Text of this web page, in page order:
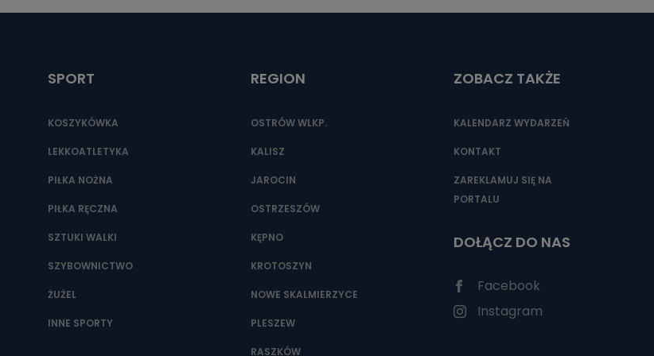
telefonu 62 735-51-05 lub e-mailowo pod adresem:
SPORT
KOSZYKÓWKA
LEKKOATLETYKA
PIŁKA NOŻNA
PIŁKA RĘCZNA
SZTUKI WALKI
SZYBOWNICTWO
ŻUŻEL
INNE SPORTY
REGION
OSTRÓW WLKP.
KALISZ
JAROCIN
OSTRZESZÓW
KĘPNO
KROTOSZYN
NOWE SKALMIERZYCE
PLESZEW
RASZKÓW
ZOBACZ TAKŻE
KALENDARZ WYDARZEŃ
KONTAKT
ZAREKLAMUJ SIĘ NA
PORTALU
DOŁĄCZ DO NAS
Facebook
Instagram